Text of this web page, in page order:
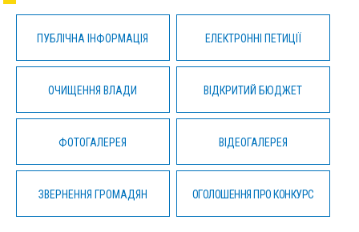
ПУБЛІЧНА ІНФОРМАЦІЯ ЕЛЕКТРОННІ ПЕТИЦІЇ
ОЧИЩЕННЯ ВЛАДИ ВІДКРИТИЙ БЮДЖЕТ
ФОТОГАЛЕРЕЯ ВІДЕОГАЛЕРЕЯ
ЗВЕРНЕННЯ ГРОМАДЯН ОГОЛОШЕННЯ ПРО КОНКУРС